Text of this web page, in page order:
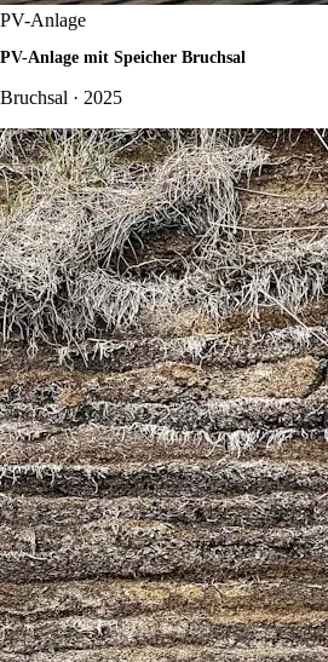
PV-Anlage
PV-Anlage mit Speicher Bruchsal
Bruchsal · 2025